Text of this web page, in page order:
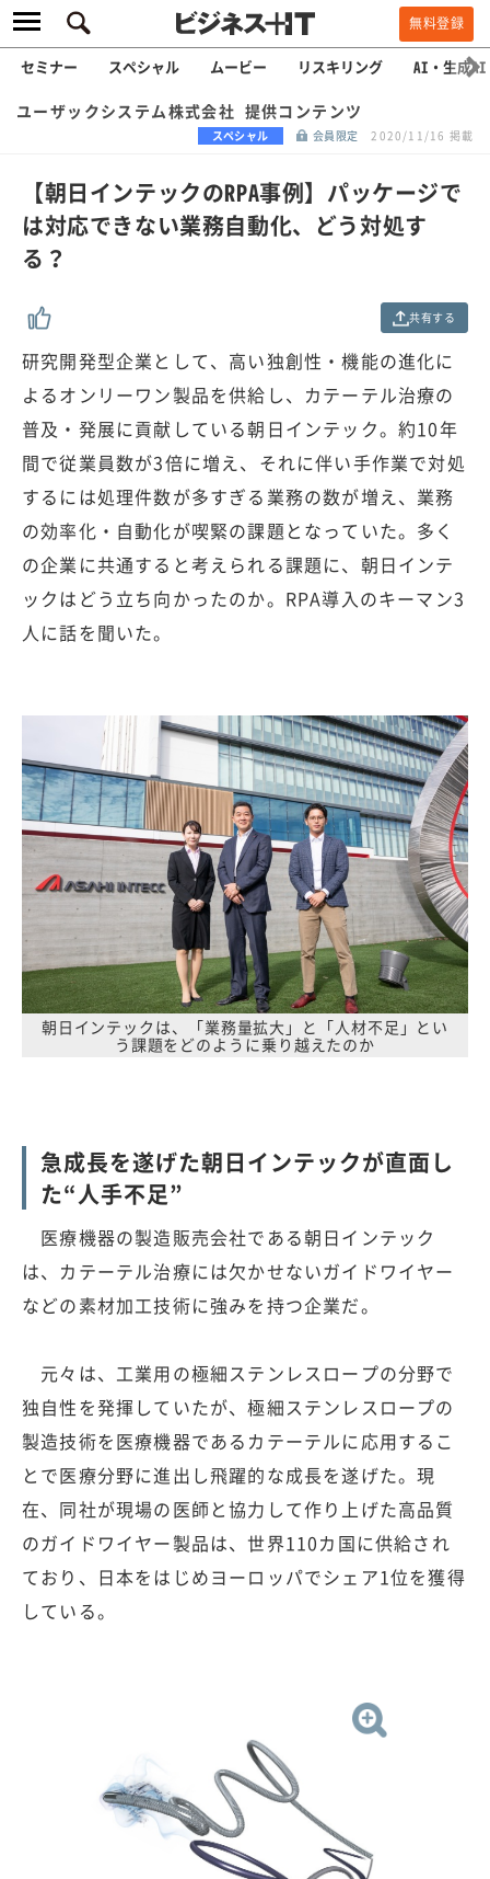
無料登録
セミナー スペシャル ムービー リスキリング AI・生成AI
ユーザックシステム株式会社 提供コンテンツ
スペシャル 会員限定 2020/11/16 掲載
【朝日インテックのRPA事例】パッケージで
は対応できない業務自動化、どう対処す
る？
共有する
研究開発型企業として、高い独創性・機能の進化に
よるオンリーワン製品を供給し、カテーテル治療の
普及・発展に貢献している朝日インテック。約10年
間で従業員数が3倍に増え、それに伴い手作業で対処
するには処理件数が多すぎる業務の数が増え、業務
の効率化・自動化が喫緊の課題となっていた。多く
の企業に共通すると考えられる課題に、朝日インテ
ックはどう立ち向かったのか。RPA導入のキーマン3
人に話を聞いた。
朝日インテックは、「業務量拡大」と「人材不足」とい
う課題をどのように乗り越えたのか
急成長を遂げた朝日インテックが直面し
た“人手不足”
医療機器の製造販売会社である朝日インテック
は、カテーテル治療には欠かせないガイドワイヤー
などの素材加工技術に強みを持つ企業だ。
元々は、工業用の極細ステンレスロープの分野で
独自性を発揮していたが、極細ステンレスロープの
製造技術を医療機器であるカテーテルに応用するこ
とで医療分野に進出し飛躍的な成長を遂げた。現
在、同社が現場の医師と協力して作り上げた高品質
のガイドワイヤー製品は、世界110カ国に供給され
ており、日本をはじめヨーロッパでシェア1位を獲得
している。